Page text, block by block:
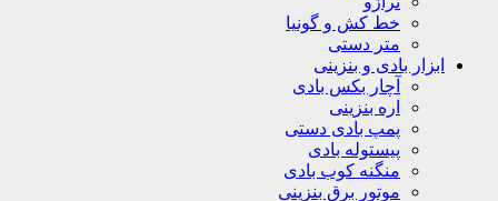
خط کش و گونیا
متر دستی
ابزار بادی و بنزینی
آچار بکس بادی
اره بنزینی
پمپ بادی دستی
پیستوله بادی
منگنه کوب بادی
موتور برق بنزینی